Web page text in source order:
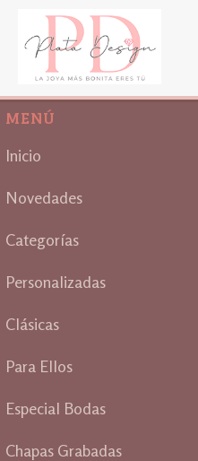
MENÚ
Inicio
Novedades
Categorías
Personalizadas
Clásicas
Para Ellos
Especial Bodas
Chapas Grabadas